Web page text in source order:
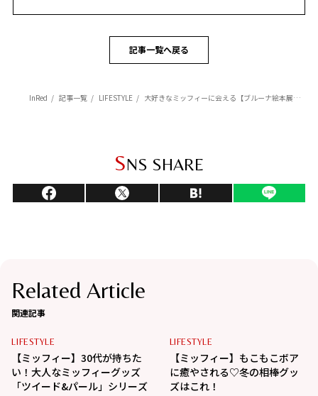
記事一覧へ戻る
InRed 記事一覧 LIFESTYLE 大好きなミッフィーに会える【ブルーナ絵本展】が京都・福岡・大阪で開催！
SNS SHARE
Related Article
関連記事
LIFESTYLE
【ミッフィー】30代が持ちた
い！大人なミッフィーグッズ
「ツイード&パール」シリーズ
LIFESTYLE
【ミッフィー】もこもこボア
に癒やされる♡冬の相棒グッ
ズはこれ！